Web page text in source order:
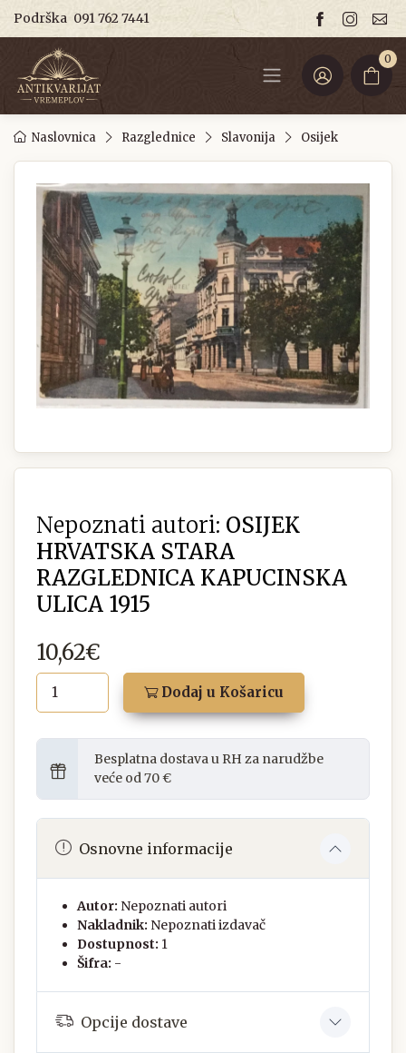
Podrška 091 762 7441
0
Naslovnica Razglednice Slavonija Osijek
Nepoznati autori: OSIJEK
HRVATSKA STARA
RAZGLEDNICA KAPUCINSKA
ULICA 1915
10,62€
Dodaj u Košaricu
Besplatna dostava u RH za narudžbe
veće od 70 €
Osnovne informacije
Autor: Nepoznati autori
Nakladnik: Nepoznati izdavač
Dostupnost: 1
Šifra: -
Opcije dostave